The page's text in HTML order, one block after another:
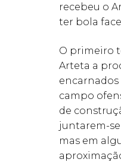
recebeu o
ter bola
O primeiro
Arteta a
campo
de
juntarem-
mas em